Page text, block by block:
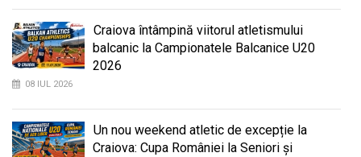
Craiova întâmpină viitorul atletismului
balcanic la Campionatele Balcanice U20
2026
08 IUL 2026
Un nou weekend atletic de excepție la
Craiova: Cupa României la Seniori și